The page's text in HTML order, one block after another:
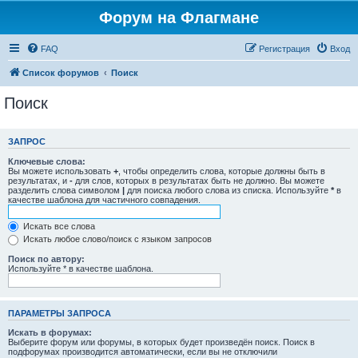
Форум на Флагмане
FAQ Вход
Регистрация
Список форумов Поиск
Поиск
ЗАПРОС
Ключевые слова:
Вы можете использовать + , чтобы определить слова, которые должны быть в
результатах, и - для слов, которых в результатах быть не должно. Вы можете
разделить слова символом | для поиска любого слова из списка. Используйте * в
качестве шаблона для частичного совпадения.
Искать все слова
Искать любое слово/поиск с языком запросов
Поиск по автору:
Используйте * в качестве шаблона.
ПАРАМЕТРЫ ЗАПРОСА
Искать в форумах:
Выберите форум или форумы, в которых будет произведён поиск. Поиск в
подфорумах производится автоматически, если вы не отключили